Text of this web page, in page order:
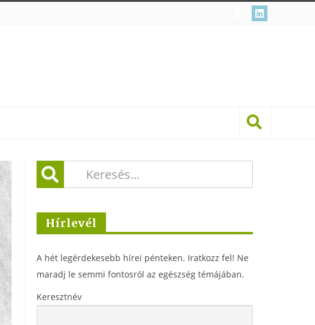
Hírlevél
A hét legérdekesebb hírei pénteken. Iratkozz fel! Ne
maradj le semmi fontosról az egészség témájában.
Keresztnév